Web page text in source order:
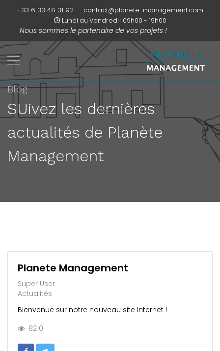
+33 6 33 48 31 92 contact@planete-management.com
Lundi au Vendredi : 09h00 - 19h00
Nous sommes le partenaire de vos projets !
Blog
SUivez les dernières
actualités de Planète
Management
Planete Management
Super User
Actualités
Bienvenue sur notre nouveau site Internet !
8210